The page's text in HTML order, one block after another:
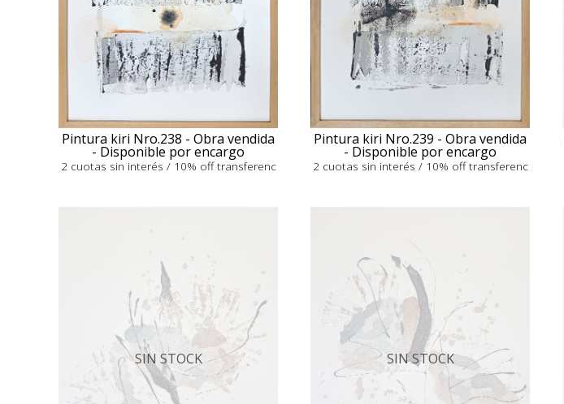
Pintura kiri Nro.238 - Obra vendida
- Disponible por encargo
2 cuotas sin interés / 10% off transferenc
Pintura kiri Nro.239 - Obra vendida
- Disponible por encargo
2 cuotas sin interés / 10% off transferenc
SIN STOCK SIN STOCK